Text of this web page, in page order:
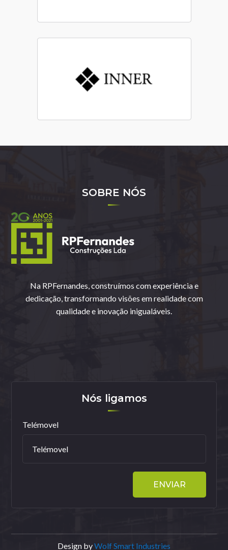
SOBRE NÓS
Na RPFernandes, construímos com experiência e
dedicação, transformando visões em realidade com
qualidade e inovação inigualáveis.
Nós ligamos
Telémovel
ENVIAR
Design byWolf Smart Industries